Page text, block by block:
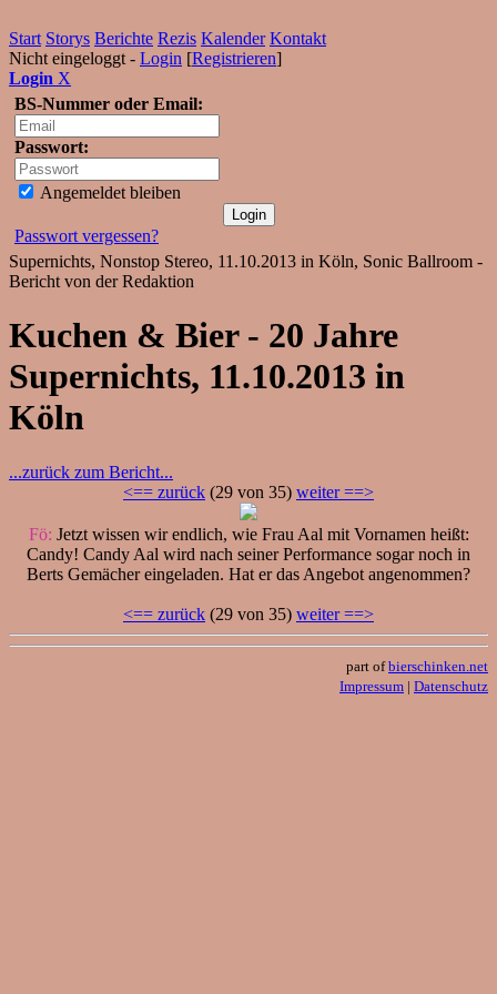
Start Storys Berichte Rezis Kalender Kontakt
Nicht eingeloggt - Login [Registrieren]
Login X
BS-Nummer oder Email:
Passwort:
Angemeldet bleiben
Passwort vergessen?
Supernichts, Nonstop Stereo, 11.10.2013 in Köln, Sonic Ballroom -
Bericht von der Redaktion
Kuchen & Bier - 20 Jahre
Supernichts, 11.10.2013 in
Köln
...zurück zum Bericht...
<== zurück (29 von 35) weiter ==>
Fö: Jetzt wissen wir endlich, wie Frau Aal mit Vornamen heißt:
Candy! Candy Aal wird nach seiner Performance sogar noch in
Berts Gemächer eingeladen. Hat er das Angebot angenommen?
<== zurück (29 von 35) weiter ==>
part ofbierschinken.net
Impressum | Datenschutz